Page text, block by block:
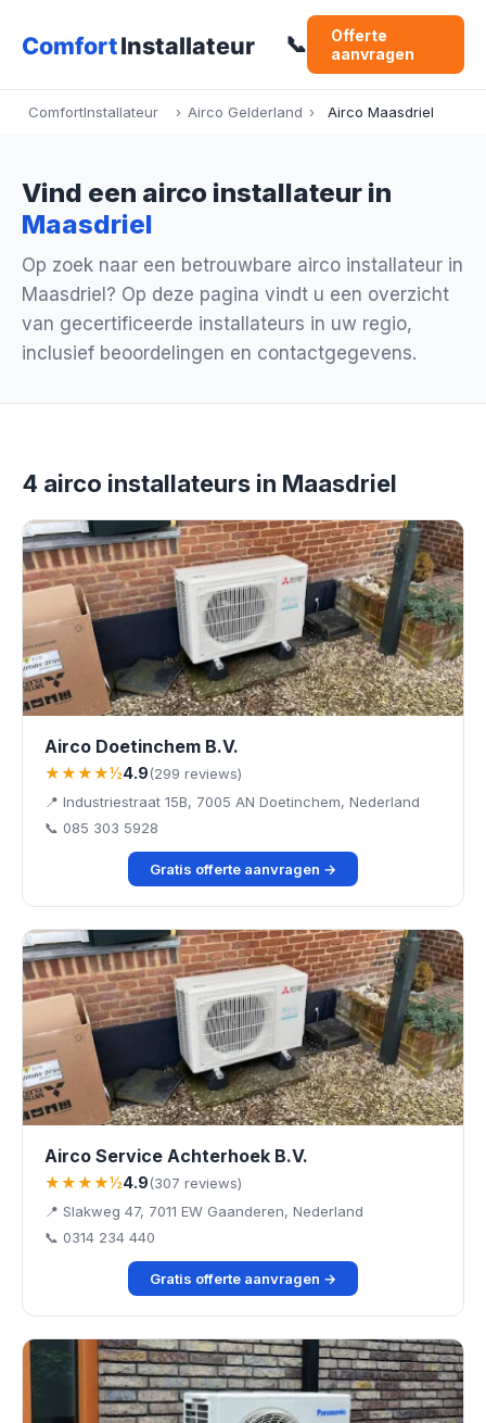
📞
Offerte
aanvragen
ComfortInstallateur › Airco Gelderland › Airco Maasdriel
Vind een airco installateur in
Maasdriel
Op zoek naar een betrouwbare airco installateur in
Maasdriel? Op deze pagina vindt u een overzicht
van gecertificeerde installateurs in uw regio,
inclusief beoordelingen en contactgegevens.
4 airco installateurs in Maasdriel
Airco Doetinchem B.V.
★★★★½4.9(299 reviews)
📍 Industriestraat 15B, 7005 AN Doetinchem, Nederland
📞 085 303 5928
Gratis offerte aanvragen →
Airco Service Achterhoek B.V.
★★★★½4.9(307 reviews)
📍 Slakweg 47, 7011 EW Gaanderen, Nederland
📞 0314 234 440
Gratis offerte aanvragen →